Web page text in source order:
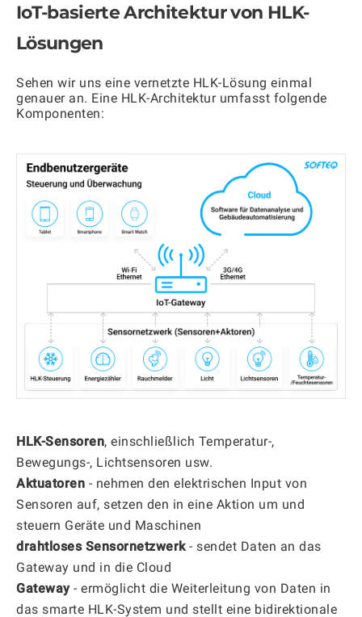
IoT-basierte Architektur von HLK-
Lösungen
Sehen wir uns eine vernetzte HLK-Lösung einmal
genauer an. Eine HLK-Architektur umfasst folgende
Komponenten:
HLK-Sensoren, einschließlich Temperatur-,
Bewegungs-, Lichtsensoren usw.
Aktuatoren - nehmen den elektrischen Input von
Sensoren auf, setzen den in eine Aktion um und
steuern Geräte und Maschinen
drahtloses Sensornetzwerk- sendet Daten an das
Gateway und in die Cloud
Gateway- ermöglicht die Weiterleitung von Daten in
das smarte HLK-System und stellt eine bidirektionale